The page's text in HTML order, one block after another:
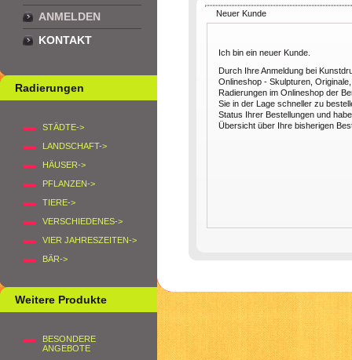
ANMELDEN
KONTAKT
Radierungen
STÄDTE->
LANDSCHAFT->
HÄUSER->
PFLANZEN->
TIERE->
VERSCHIEDENES->
VIER JAHRESZEITEN->
BÄR->
Weitere Produkte
BESONDERE
ANGEBOTE
Neuer Kunde
Ich bin ein neuer Kunde.
Durch Ihre Anmeldung bei
Onlineshop - Skulpturen,
Radierungen im Onlineshop der
Sie in der Lage schneller zu
Status Ihrer Bestellungen und
Übersicht über Ihre bisherigen